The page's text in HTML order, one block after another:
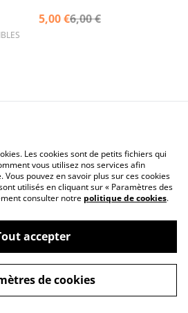
5,00 €6,00 €
Legal Terms
Cookie Policy
CÉCILE
powered by
Les cookies sont de petits fichiers qui
vous utilisez nos services afin
pouvez en savoir plus sur ces cookies
utilisés en cliquant sur « Paramètres des
consulter notre politique de cookies.
accepter
de cookies